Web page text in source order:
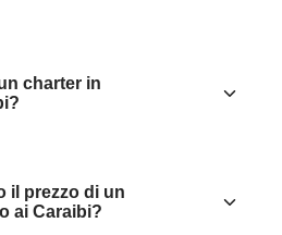
charter in
il prezzo di un
ai Caraibi?